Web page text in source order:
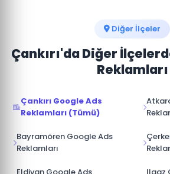
yöneterek üstünlük sağlıyoruz.
Diğer İlçeler
Çankırı'da Diğer
Reklamları
Çankırı Google Ads
Reklamları (Tümü)
Bayramören Google Ads
Reklamları